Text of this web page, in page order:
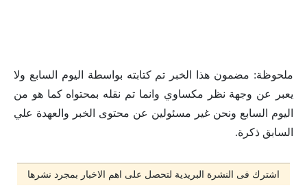
ملحوظة: مضمون هذا الخبر تم كتابته بواسطة اليوم السابع ولا
يعبر عن وجهة نظر مكساوي وانما تم نقله بمحتواه كما هو من
اليوم السابع ونحن غير مسئولين عن محتوى الخبر والعهدة علي
السابق ذكرة.
اشترك فى النشرة البريدية لتحصل على اهم الاخبار بمجرد نشرها